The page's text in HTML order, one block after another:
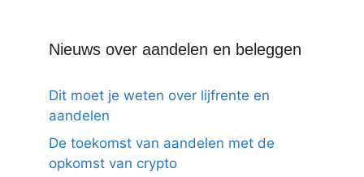
Nieuws over aandelen en beleggen
Dit moet je weten over lijfrente en
aandelen
De toekomst van aandelen met de
opkomst van crypto